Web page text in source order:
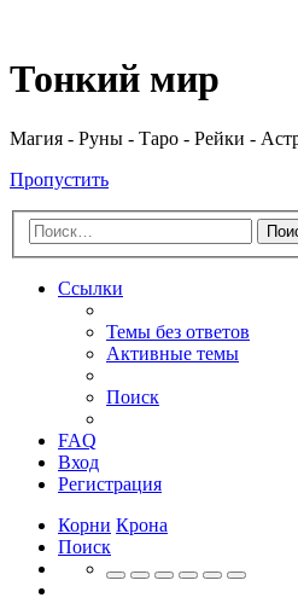
Тонкий мир
Магия - Руны - Таро - Рейки -
Пропустить
Ссылки
Темы без ответов
Активные темы
Поиск
FAQ
Вход
Регистрация
Корни Крона
Поиск